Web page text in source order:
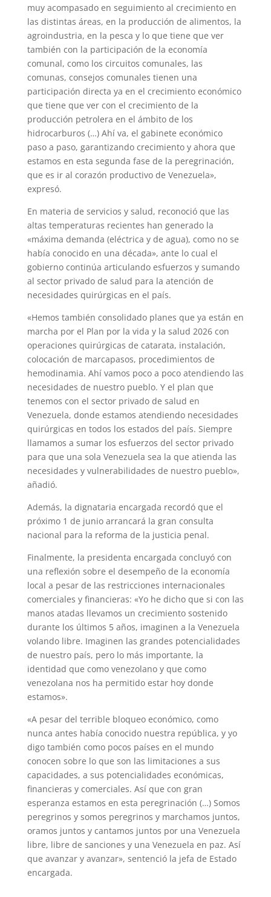
muy acompasado en seguimiento al crecimiento en
las distintas áreas, en la producción de alimentos, la
agroindustria, en la pesca y lo que tiene que ver
también con la participación de la economía
comunal, como los circuitos comunales, las
comunas, consejos comunales tienen una
participación directa ya en el crecimiento económico
que tiene que ver con el crecimiento de la
producción petrolera en el ámbito de los
hidrocarburos (…) Ahí va, el gabinete económico
paso a paso, garantizando crecimiento y ahora que
estamos en esta segunda fase de la peregrinación,
que es ir al corazón productivo de Venezuela»,
expresó.
En materia de servicios y salud, reconoció que las
altas temperaturas recientes han generado la
«máxima demanda (eléctrica y de agua), como no se
había conocido en una década», ante lo cual el
gobierno continúa articulando esfuerzos y sumando
al sector privado de salud para la atención de
necesidades quirúrgicas en el país.
«Hemos también consolidado planes que ya están en
marcha por el Plan por la vida y la salud 2026 con
operaciones quirúrgicas de catarata, instalación,
colocación de marcapasos, procedimientos de
hemodinamia. Ahí vamos poco a poco atendiendo las
necesidades de nuestro pueblo. Y el plan que
tenemos con el sector privado de salud en
Venezuela, donde estamos atendiendo necesidades
quirúrgicas en todos los estados del país. Siempre
llamamos a sumar los esfuerzos del sector privado
para que una sola Venezuela sea la que atienda las
necesidades y vulnerabilidades de nuestro pueblo»,
añadió.
Además, la dignataria encargada recordó que el
próximo 1 de junio arrancará la gran consulta
nacional para la reforma de la justicia penal.
Finalmente, la presidenta encargada concluyó con
una reflexión sobre el desempeño de la economía
local a pesar de las restricciones internacionales
comerciales y financieras: «Yo he dicho que si con las
manos atadas llevamos un crecimiento sostenido
durante los últimos 5 años, imaginen a la Venezuela
volando libre. Imaginen las grandes potencialidades
de nuestro país, pero lo más importante, la
identidad que como venezolano y que como
venezolana nos ha permitido estar hoy donde
estamos».
«A pesar del terrible bloqueo económico, como
nunca antes había conocido nuestra república, y yo
digo también como pocos países en el mundo
conocen sobre lo que son las limitaciones a sus
capacidades, a sus potencialidades económicas,
financieras y comerciales. Así que con gran
esperanza estamos en esta peregrinación (…) Somos
peregrinos y somos peregrinos y marchamos juntos,
oramos juntos y cantamos juntos por una Venezuela
libre, libre de sanciones y una Venezuela en paz. Así
que avanzar y avanzar», sentenció la jefa de Estado
encargada.